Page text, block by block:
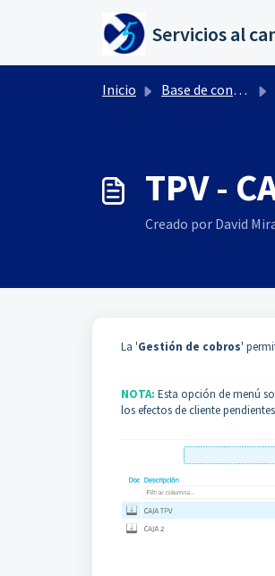
Inicio Base de conocimientos
TPV -
Creado por David
La 'Gestión de cobros'
NOTA: Esta opción de menú
los efectos de cliente